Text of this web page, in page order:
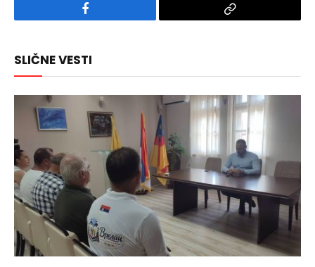
Facebook
Copy
SLIČNE VESTI